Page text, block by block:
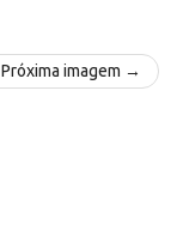
Próxima imagem →